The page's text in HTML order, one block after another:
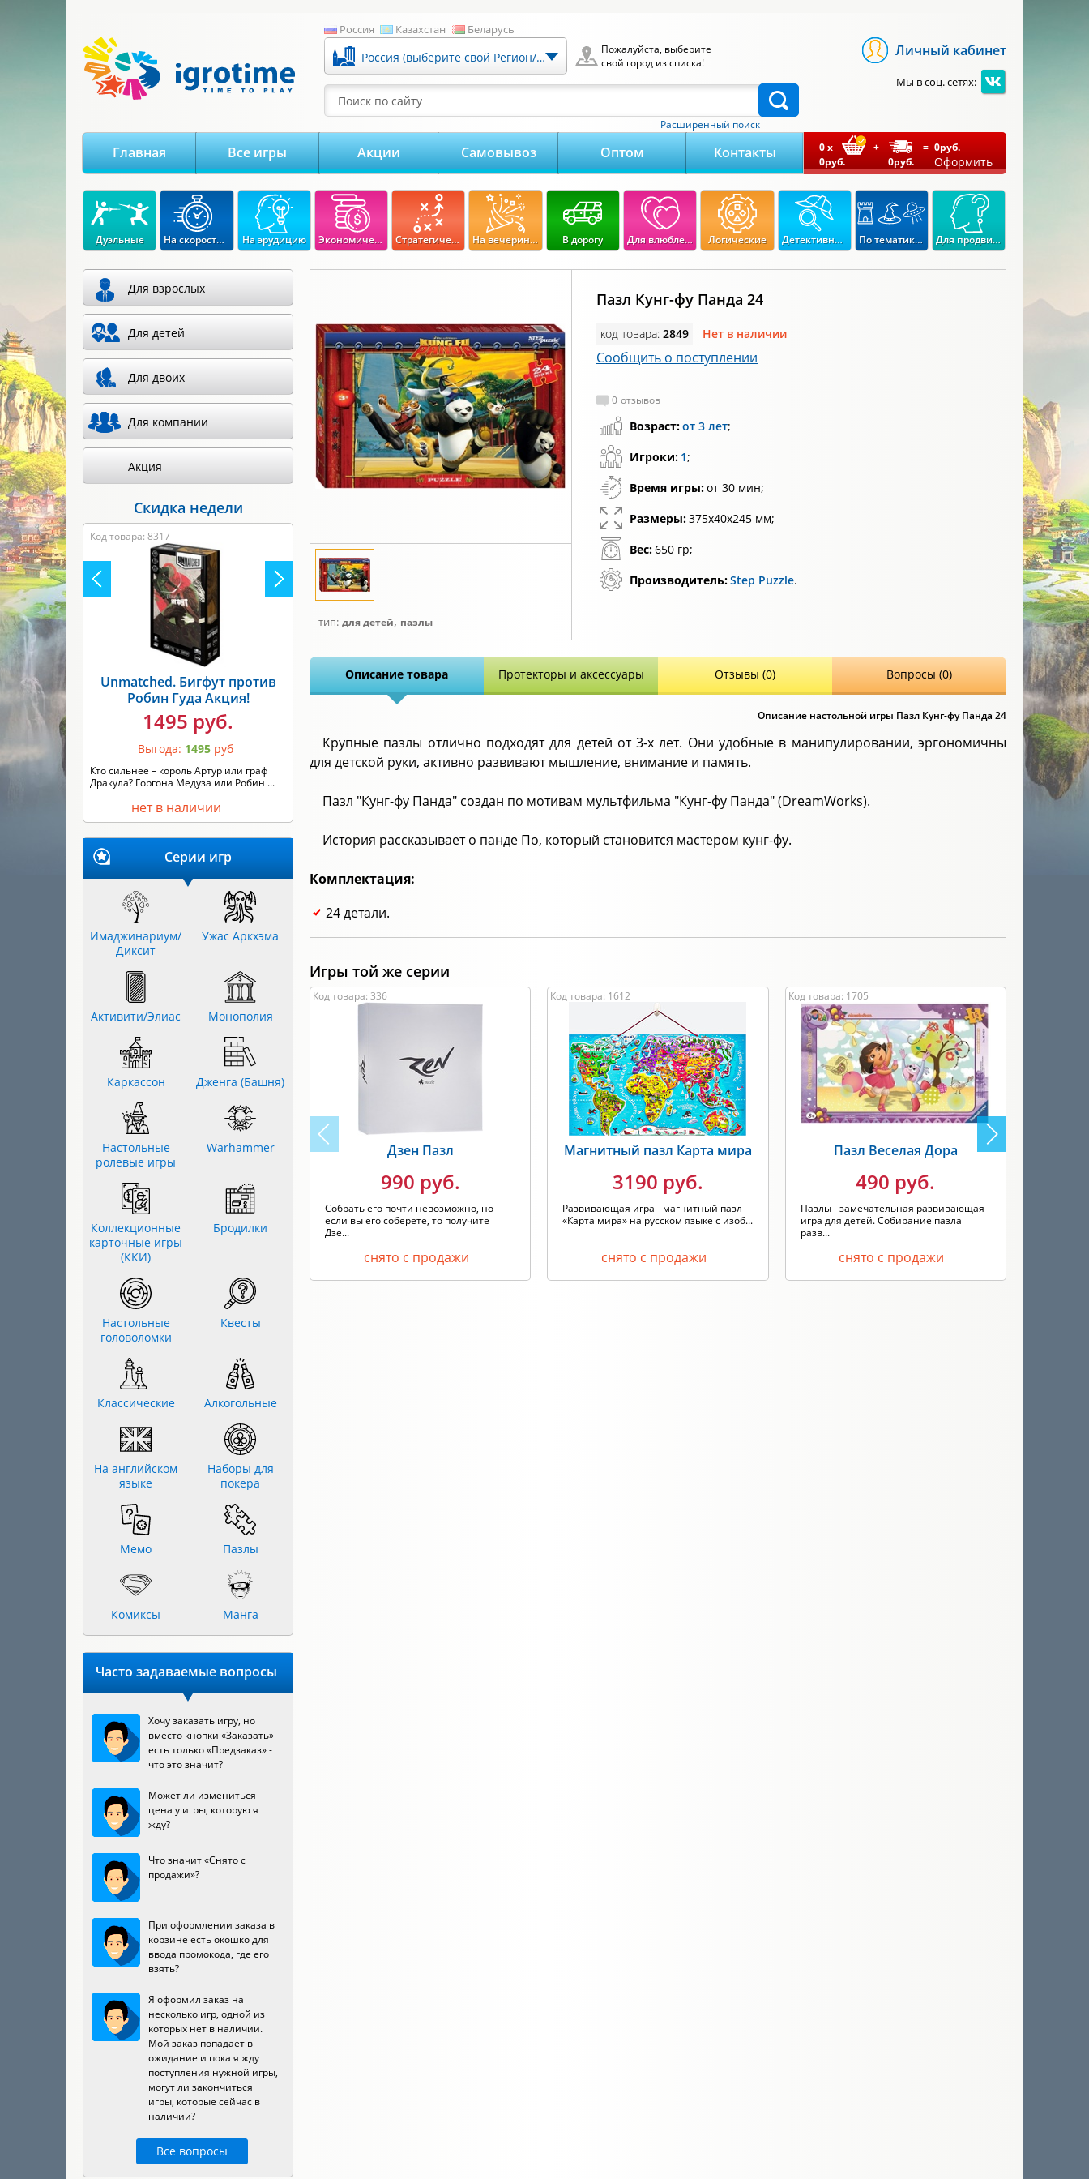
Россия Казахстан Беларусь
Россия (выберите свой Регион/Город)
Пожалуйста, выберите
свой город из списка!
Поиск по сайту
Расширенный поиск
Личный кабинет
Мы в соц. сетях:
Главная Все игры Акции Самовывоз Оптом Контакты 0x
0руб.
+
0руб.
= 0руб.
Оформить
Дуэльные На скорость реакции На эрудицию Экономические Стратегические На вечеринку В дорогу Для влюбленных Логические Детективные По тематикам Для продвинутых
тип: для детей, пазлы
Пазл Кунг-фу Панда 24
код товара: 2849 Нет в наличии
Сообщить о поступлении
0 отзывов
Возраст:от 3 лет;
Игроки: 1;
Время игры:от 30 мин;
Размеры:375x40x245 мм;
Вес:650 гр;
Производитель:Step Puzzle.
Описание товара Протекторы и аксессуары Отзывы (0) Вопросы (0)
Описание настольной игры Пазл Кунг-фу Панда 24
Крупные пазлы отлично подходят для детей от 3-х лет. Они удобные в манипулировании, эргономичны
для детской руки, активно развивают мышление, внимание и память.
Пазл "Кунг-фу Панда" создан по мотивам мультфильма "Кунг-фу Панда" (DreamWorks).
История рассказывает о панде По, который становится мастером кунг-фу.
Комплектация:
24 детали.
Игры той же серии
Код товара: 336
Дзен Пазл
990 руб.
Собрать его почти невозможно, но
если вы его соберете, то получите
Дзе...
снято с продажи
Код товара: 1612
Магнитный пазл Карта мира
3190 руб.
Развивающая игра - магнитный пазл
«Карта мира» на русском языке с изоб...
снято с продажи
Код товара: 1705
Пазл Веселая Дора
490 руб.
Пазлы - замечательная развивающая
игра для детей. Собирание пазла
разв...
снято с продажи
Для взрослых
Для детей
Для двоих
Для компании
Акция
Скидка недели
Код товара: 8317
Unmatched. Бигфут против
Робин Гуда Акция!
1495 руб.
Выгода: 1495 руб
Кто сильнее – король Артур или граф
Дракула? Горгона Медуза или Робин ...
нет в наличии
Серии игр
Имаджинариум/
Диксит
Ужас Аркхэма
Активити/Элиас Монополия
Каркассон Дженга (Башня)
Настольные
ролевые игры
Warhammer
Коллекционные
карточные игры
(ККИ)
Бродилки
Настольные
головоломки
Квесты
Классические Алкогольные
На английском
языке
Наборы для
покера
Мемо Пазлы
Комиксы Манга
Часто задаваемые вопросы
Хочу заказать игру, но
вместо кнопки «Заказать»
есть только «Предзаказ» -
что это значит?
Может ли измениться
цена у игры, которую я
жду?
Что значит «Снято с
продажи»?
При оформлении заказа в
корзине есть окошко для
ввода промокода, где его
взять?
Я оформил заказ на
несколько игр, одной из
которых нет в наличии.
Мой заказ попадает в
ожидание и пока я жду
поступления нужной игры,
могут ли закончиться
игры, которые сейчас в
наличии?
Все вопросы